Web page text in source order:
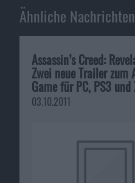
Ähnliche Nachrichten
Assassin’s Creed:
Zwei neue Trailer zum
Game für PC, PS3
03.10.2011